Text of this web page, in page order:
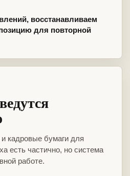
восстанавливаем
для повторной
кадровые бумаги для
есть частично, но система
работе.